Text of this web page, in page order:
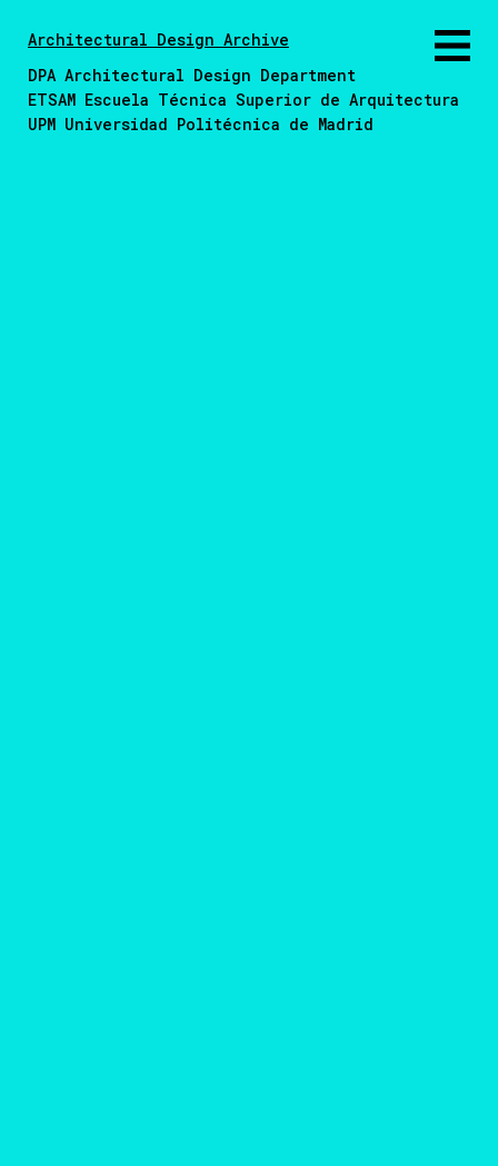
Architectural Design Archive
DPA Architectural Design Department
ETSAM Escuela Técnica Superior de Arquitectura
UPM Universidad Politécnica de Madrid